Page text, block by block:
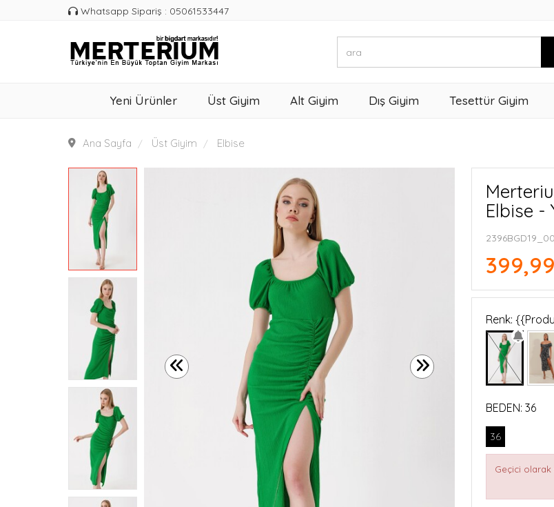
Whatsapp Sipariş : 05061533447
Yeni Ürünler Üst Giyim Alt Giyim Dış Giyim Tesettür Giyim
Ana Sayfa Üst Giyim Elbise
Elbise -
Renk:
BEDEN: 36
36
Geçici olarak